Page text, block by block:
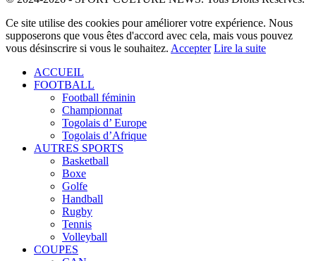
Ce site utilise des cookies pour améliorer votre expérience. Nous
supposerons que vous êtes d'accord avec cela, mais vous pouvez
vous désinscrire si vous le souhaitez. Accepter Lire la suite
ACCUEIL
FOOTBALL
Football féminin
Championnat
Togolais d’ Europe
Togolais d’Afrique
AUTRES SPORTS
Basketball
Boxe
Golfe
Handball
Rugby
Tennis
Volleyball
COUPES